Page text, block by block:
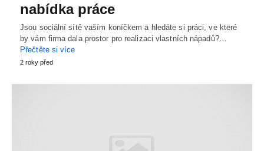
nabídka práce
Jsou sociální sítě vaším koníčkem a hledáte si práci, ve které
by vám firma dala prostor pro realizaci vlastních nápadů?…
Přečtěte si více
2 roky před